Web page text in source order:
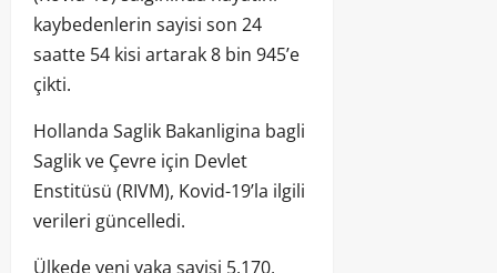
kaybedenlerin sayisi son 24
saatte 54 kisi artarak 8 bin 945’e
çikti.
Hollanda Saglik Bakanligina bagli
Saglik ve Çevre için Devlet
Enstitüsü (RIVM), Kovid-19’la ilgili
verileri güncelledi.
Ülkede yeni vaka sayisi 5.170,